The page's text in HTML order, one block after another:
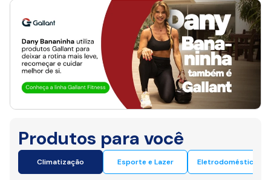
Produtos para você
Climatização Esporte e Lazer Eletrodomésticos